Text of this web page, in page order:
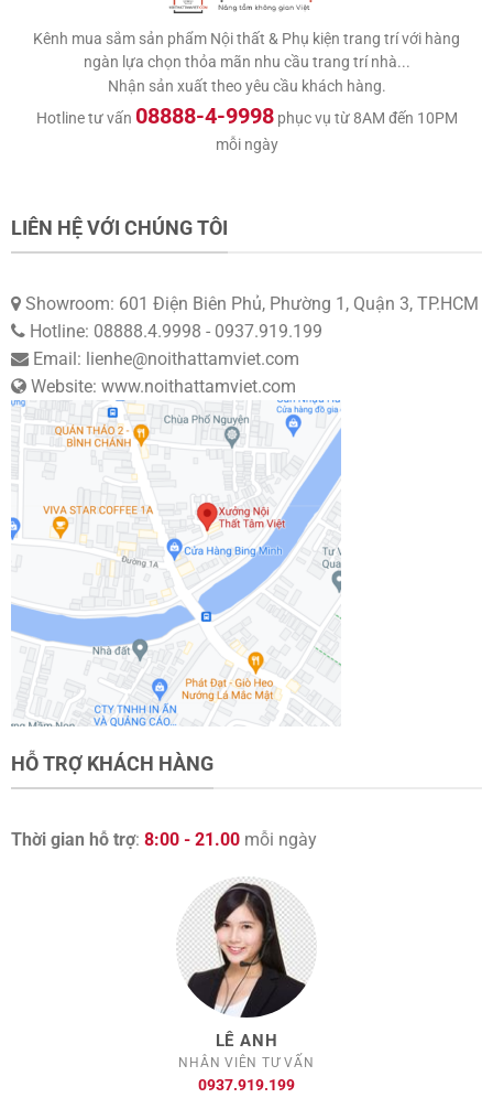
Các sản phẩm của giá treo tivi Tâm Việt hiện kinh
doanh gồmgiá treo tivi áp tường
giá treo tivi góc xoayvà giá treo tivi nhập khẩu
Kênh mua sắm sản phẩm Nội thất & Phụ kiện trang trí với hàng
ngàn lựa chọn thỏa mãn nhu cầu trang trí nhà...
Nhận sản xuất theo yêu cầu khách hàng.
Hotline tư vấn 08888-4-9998phục vụ từ 8AM đến 10PM
mỗi ngày
LIÊN HỆ VỚI CHÚNG TÔI
Showroom: 601 Điện Biên Phủ, Phường 1, Quận 3, TP.HCM
Hotline: 08888.4.9998 - 0937.919.199
Email: lienhe@noithattamviet.com
Website: www.noithattamviet.com
HỖ TRỢ KHÁCH HÀNG
Thời gian hỗ trợ: 8:00 - 21.00mỗi ngày
LÊ ANH
NHÂN VIÊN TƯ VẤN
0937.919.199